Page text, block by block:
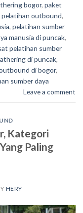
bogor, paket
pelatihan outbound,
, pelatihan sumber
manusia di puncak,
pelatihan sumber
di puncak,
di bogor,
sumber daya
Leave a comment
Kategori
Paling
HERY